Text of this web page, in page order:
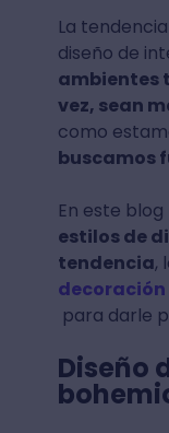
La
diseño de
ambientes
vez, sean
como
buscamos
En este
estilos de
tendencia,
decoración
para darle
Diseño